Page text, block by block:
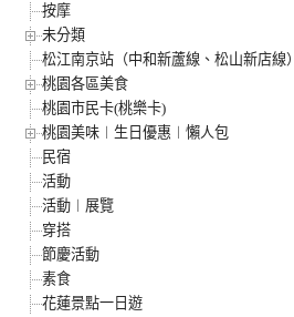
按摩
未分類
松江南京站（中和新蘆線、松山新店線）
桃園各區美食
桃園市民卡(桃樂卡)
桃園美味︱生日優惠︱懶人包
民宿
活動
活動︱展覽
穿搭
節慶活動
素食
花蓮景點一日遊